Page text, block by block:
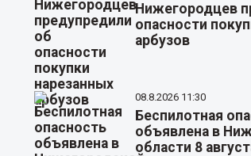
Нижегородцев
опасности
арбузов
08.8.2026 11:30
Беспилотная
объявлена в
области 8